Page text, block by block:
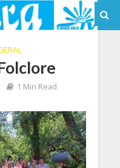
1 Min Read